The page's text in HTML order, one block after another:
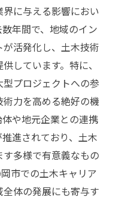
に与える影響におい
年間で、地域のイン
活発化し、土木技術
しています。特に、
プロジェクトへの参
力を高める絶好の機
や地元企業との連携
進されており、土木
多様で有意義なもの
市での土木キャリア
体の発展にも寄与す